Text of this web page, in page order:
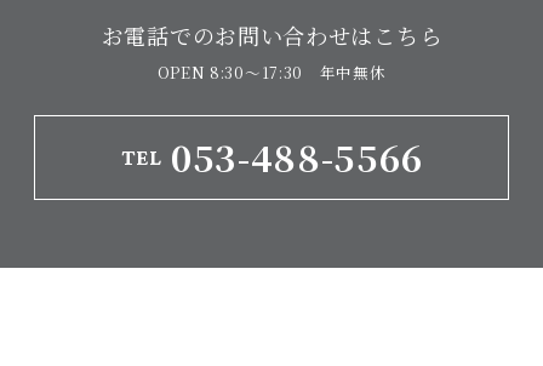
お電話でのお問い合わせはこちら
TEL 053-488-5566
OPEN 8:30〜17:30 年中無休